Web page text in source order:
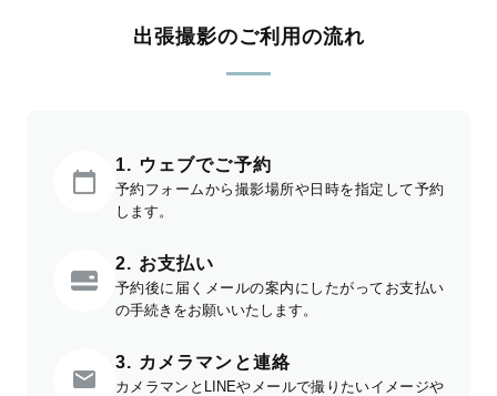
出張撮影のご利用の流れ
1. ウェブでご予約
予約フォームから撮影場所や日時を指定して予約
します。
2. お支払い
予約後に届くメールの案内にしたがってお支払い
の手続きをお願いいたします。
3. カメラマンと連絡
カメラマンとLINEやメールで撮りたいイメージや